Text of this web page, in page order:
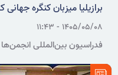
برازیلیا میزبان کنگره جهانی
۱۴۰۵/۰۵/۰۸ - ۱۱:۴۳